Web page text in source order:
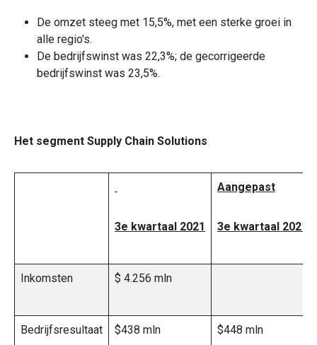
De omzet steeg met 15,5%, met een sterke groei in
alle regio's.
De bedrijfswinst was 22,3%; de gecorrigeerde
bedrijfswinst was 23,5%.
Het segment Supply Chain Solutions
3e kwartaal 2021
Aangepast
3e kwartaal 2021
Inkomsten $ 4.256 mln
Bedrijfsresultaat $438 mln $448 mln